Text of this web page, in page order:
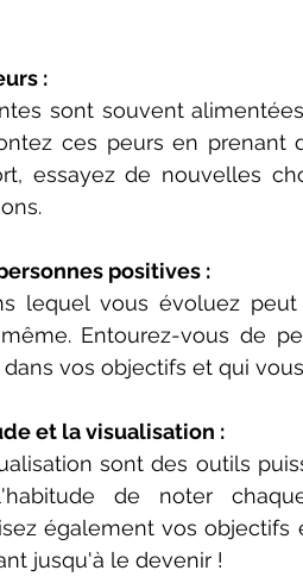
:
sont souvent
ces peurs en prenant
essayez de nouvelles
positives :
lequel vous évoluez
Entourez-vous de
vos objectifs et qui
et la visualisation :
sont des outils
l'habitude de noter
également vos
jusqu'à le devenir !